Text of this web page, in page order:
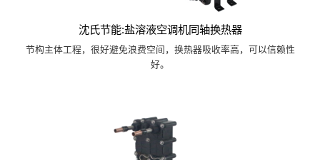
沈氏节能:盐溶液空调机同轴换热器
节构主体工程，很好避免浪费空间，换热器吸收率高，可以信赖性
好。